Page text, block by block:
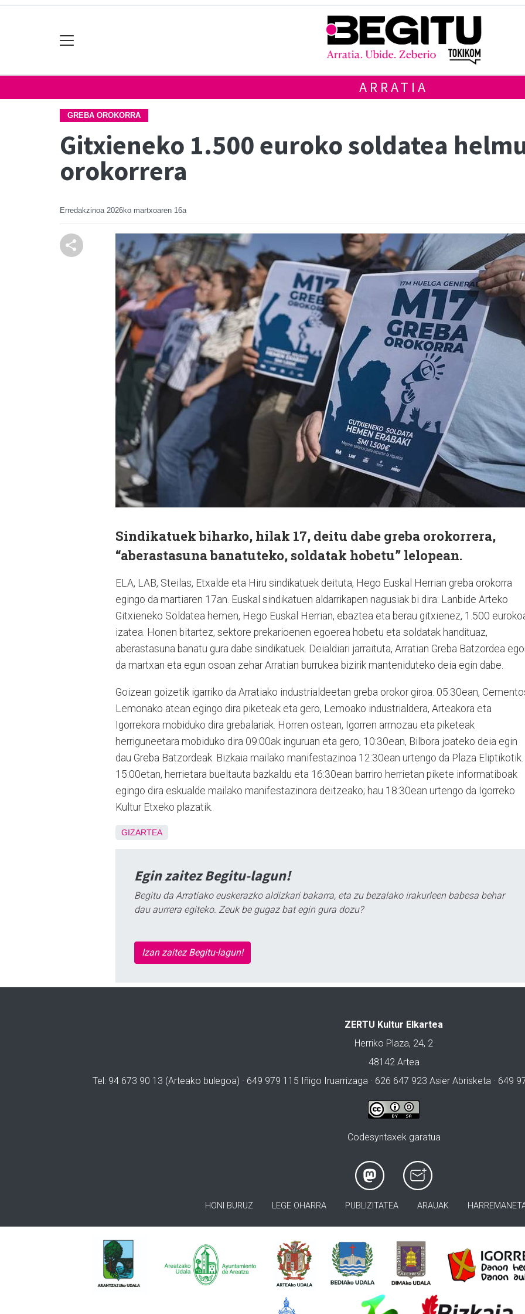
ARRATIA
GREBA OROKORRA
Gitxieneko 1.500 euroko soldatea
orokorrera
Erredakzinoa 2026ko martxoaren 16a
Sindikatuek biharko, hilak 17, deitu dabe greba orokorrera,
“aberastasuna banatuteko, soldatak hobetu” lelopean.
ELA, LAB, Steilas, Etxalde eta Hiru sindikatuek deituta, Hego Euskal Herrian greba orokorra
egingo da martiaren 17an. Euskal sindikatuen aldarrikapen nagusiak bi dira: Lanbide Arteko
Gitxieneko Soldatea hemen, Hego Euskal Herrian, ebaztea eta berau gitxienez, 1.500
izatea. Honen bitartez, sektore prekarioenen egoerea hobetu eta soldatak handituaz,
aberastasuna banatu gura dabe sindikatuek. Deialdiari jarraituta, Arratian Greba Batzordea
da martxan eta egun osoan zehar Arratian burrukea bizirik manteniduteko deia egin dabe.
Goizean goizetik igarriko da Arratiako industrialdeetan greba orokor giroa. 05:30ean,
Lemonako atean egingo dira piketeak eta gero, Lemoako industrialdera, Arteakora eta
Igorrekora mobiduko dira grebalariak. Horren ostean, Igorren armozau eta piketeak
herriguneetara mobiduko dira 09:00ak inguruan eta gero, 10:30ean, Bilbora joateko deia egin
dau Greba Batzordeak. Bizkaia mailako manifestazinoa 12:30ean urtengo da Plaza Eliptikotik.
15:00etan, herrietara bueltauta bazkaldu eta 16:30ean barriro herrietan pikete informatiboak
egingo dira eskualde mailako manifestazinora deitzeako; hau 18:30ean urtengo da Igorreko
Kultur Etxeko plazatik.
GIZARTEA
Egin zaitez Begitu-lagun!
Begitu da Arratiako euskerazko aldizkari bakarra, eta zu bezalako irakurleen babesa behar
dau aurrera egiteko. Zeuk be gugaz bat egin gura dozu?
Izan zaitez Begitu-lagun!
ZERTU Kultur Elkartea
Herriko Plaza, 24, 2
48142 Artea
Tel: 94 673 90 13 (Arteako bulegoa) · 649 979 115 Iñigo Iruarrizaga · 626 647 923 Asier Abrisketa · 649
Codesyntaxek garatua
HONI BURUZ LEGE OHARRA PUBLIZITATEA ARAUAK